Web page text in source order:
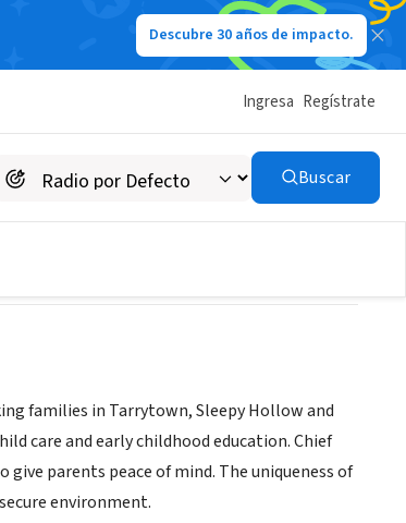
Descubre 30 años de impacto.
Ingresa Regístrate
Buscar
families in Tarrytown, Sleepy Hollow and
care and early childhood education. Chief
parents peace of mind. The uniqueness of
environment.